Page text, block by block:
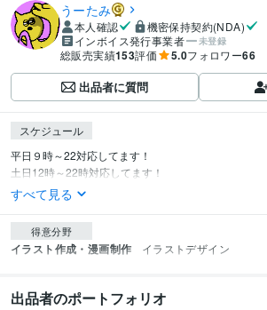
うーたみ
本人確認
機密保持契約(NDA)
インボイス発行事業者
未登録
総販売実績153評価 5.0フォロワー66
出品者に質問
スケジュール
平日９時～22対応してます！
土日12時～22時対応してます！
すべて見る
得意分野
イラスト作成・漫画制作 イラストデザイン
出品者のポートフォリオ